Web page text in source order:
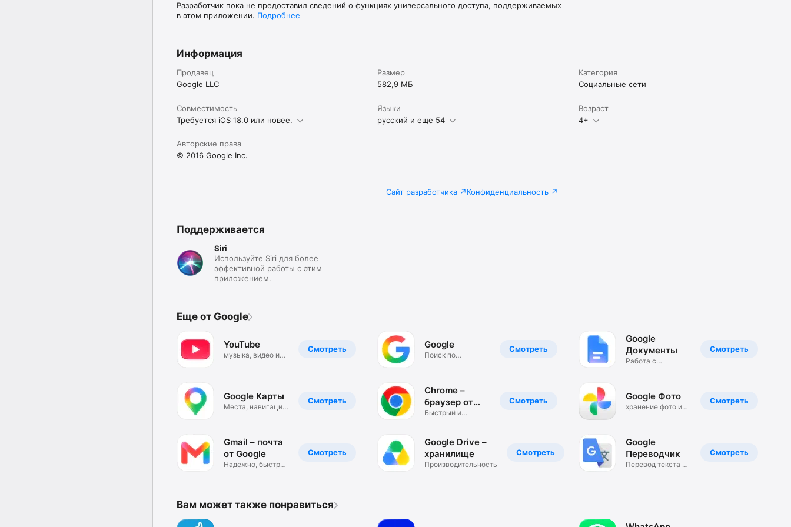
Разработчик пока не предоставил сведений о функциях универсального доступа, поддерживаемых
в этом приложении. Подробнее
Информация
Продавец
Google LLC
Размер
582,9 МБ
Категория
Социальные сети
Совместимость
Требуется iOS 18.0 или новее.
Языки
русский и еще 54
Возраст
4+
Авторские права
© 2016 Google Inc.
Сайт разработчика Конфиденциальность
Поддерживается
Siri
Используйте Siri для более
эффективной работы с этим
приложением.
Еще от Google
Смотреть
YouTube
музыка, видео и
Смотреть
Google Карты
Места, навигация
Смотреть
Gmail – почта
от Google
Надежно, быстро
Смотреть
Google
Поиск по
Смотреть
Chrome –
браузер от
Google
Быстрый и
Смотреть
Google Drive –
хранилище
Производительность
Смотреть
Google
Документы
Работа с
Смотреть
Google Фото
хранение фото и
Смотреть
Google
Переводчик
Перевод текста и
Вам может также понравиться